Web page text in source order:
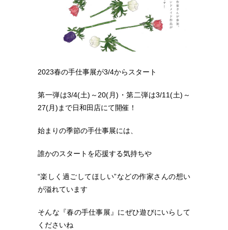
2023春の手仕事展が3/4からスタート
第一弾は3/4(土)～20(月)・第二弾は3/11(土)～
27(月)まで日和田店にて開催！
始まりの季節の手仕事展には、
誰かのスタートを応援する気持ちや
“楽しく過ごしてほしい”などの作家さんの想い
が溢れています
そんな『春の手仕事展』にぜひ遊びにいらして
くださいね